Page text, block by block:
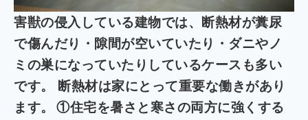
害獣の侵入している建物では、断熱材が糞尿
で傷んだり・隙間が空いていたり・ダニやノ
ミの巣になっていたりしているケースも多い
です。 断熱材は家にとって重要な働きがあり
ます。
①住宅を暑さと寒さの両方に強くする